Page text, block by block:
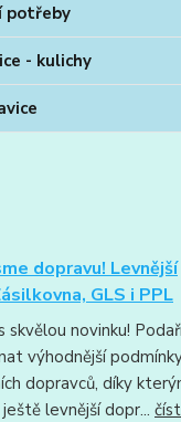
potřeby
- kulichy
dopravu! Levnější
GLS i PPL
skvělou novinku!
výhodnější
dopravců, díky
levnější dopr...